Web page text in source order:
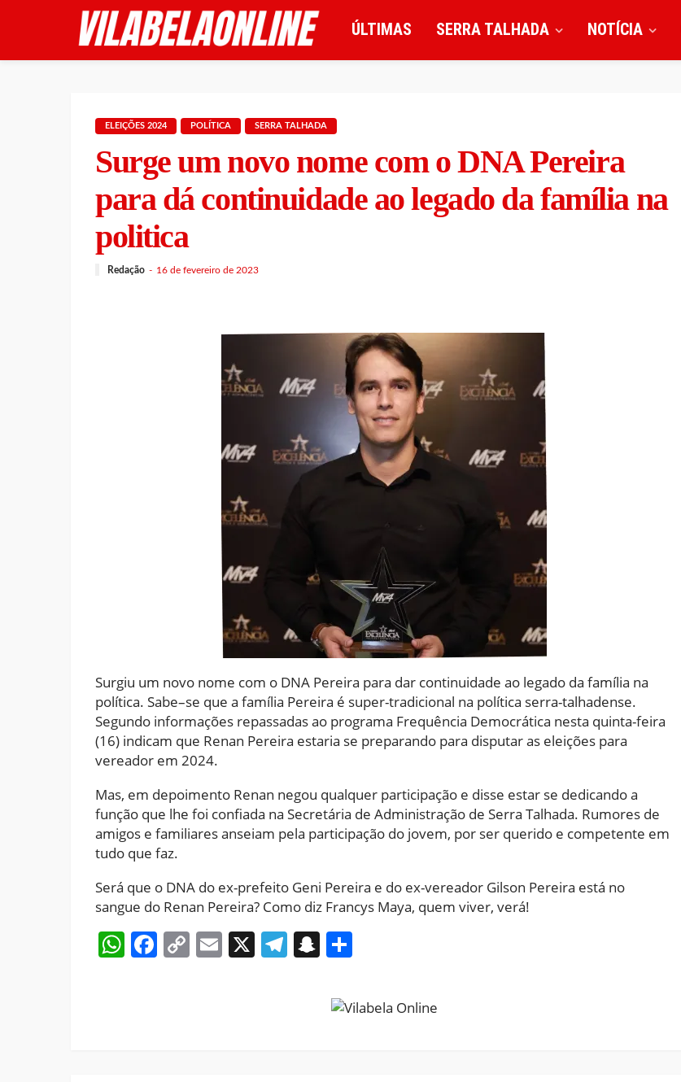
ÚLTIMAS SERRA TALHADA NOTÍCIA
ELEIÇÕES 2024 POLÍTICA SERRA TALHADA
Surge um novo nome com o DNA Pereira
para dá continuidade ao legado da família na
politica
Redação 16 de fevereiro de 2023
Surgiu um novo nome com o DNA Pereira para dar continuidade ao legado da família na
política. Sabe–se que a família Pereira é super-tradicional na política serra-talhadense.
Segundo informações repassadas ao programa Frequência Democrática nesta quinta-feira
(16) indicam que Renan Pereira estaria se preparando para disputar as eleições para
vereador em 2024.
Mas, em depoimento Renan negou qualquer participação e disse estar se dedicando a
função que lhe foi confiada na Secretária de Administração de Serra Talhada. Rumores de
amigos e familiares anseiam pela participação do jovem, por ser querido e competente em
tudo que faz.
Será que o DNA do ex-prefeito Geni Pereira e do ex-vereador Gilson Pereira está no
sangue do Renan Pereira? Como diz Francys Maya, quem viver, verá!
WhatsApp
Facebook
CopyEmail
X Telegram
Snapchat